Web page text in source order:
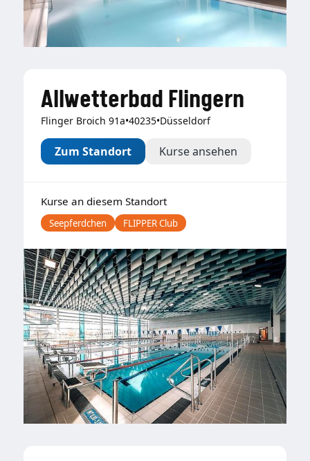
Allwetterbad Flingern
Flinger Broich 91a•40235•Düsseldorf
Zum Standort Kurse ansehen
Kurse an diesem Standort
Seepferdchen FLIPPER Club